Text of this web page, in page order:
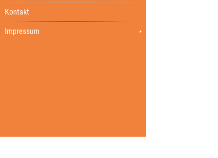
Kontakt
Impressum